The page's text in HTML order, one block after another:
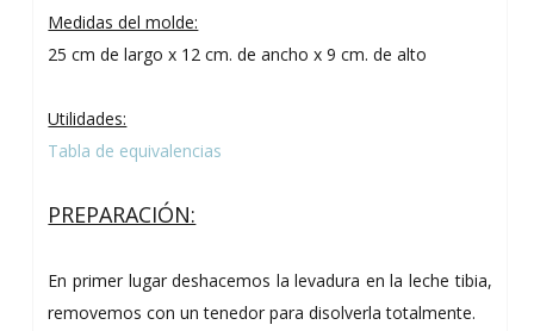
Medidas del molde:
25 cm de largo x 12 cm. de ancho x 9 cm. de alto
Utilidades:
Tabla de equivalencias
PREPARACIÓN:
En primer lugar deshacemos la levadura en la leche tibia,
removemos con un tenedor para disolverla totalmente.